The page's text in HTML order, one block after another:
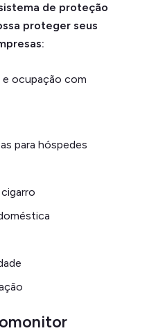
de proteção
proteger seus
ocupação com
para hóspedes